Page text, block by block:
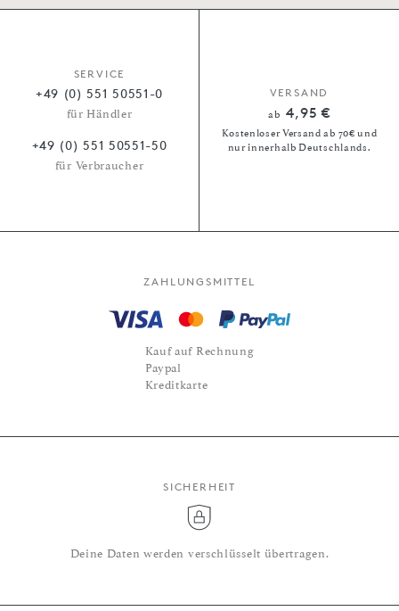
SERVICE
+49 (0) 551 50551-0
für Händler
+49 (0) 551 50551-50
für Verbraucher
VERSAND
ab 4,95 €
Kostenloser Versand ab 70€ und
nur innerhalb Deutschlands.
ZAHLUNGSMITTEL
Kauf auf Rechnung
Paypal
Kreditkarte
SICHERHEIT
Deine Daten werden verschlüsselt übertragen.